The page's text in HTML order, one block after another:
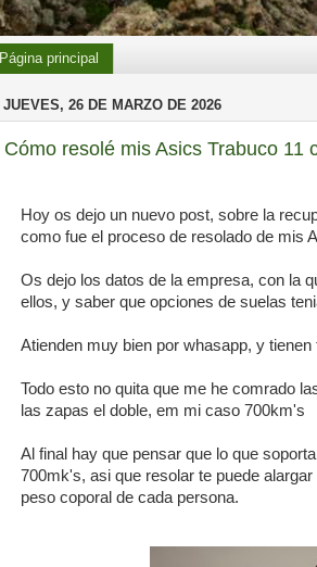
Página principal
JUEVES, 26 DE MARZO DE 2026
Cómo resolé mis Asics Trabuco 11
Hoy os dejo un nuevo post, sobre la
como fue el proceso de resolado de mis
Os dejo los datos de la empresa, con la
ellos, y saber que opciones de suelas
Atienden muy bien por whasapp, y
Todo esto no quita que me he comrado
las zapas el doble, em mi caso 700km's
Al final hay que pensar que lo que
700mk's, asi que resolar te puede
peso coporal de cada persona.